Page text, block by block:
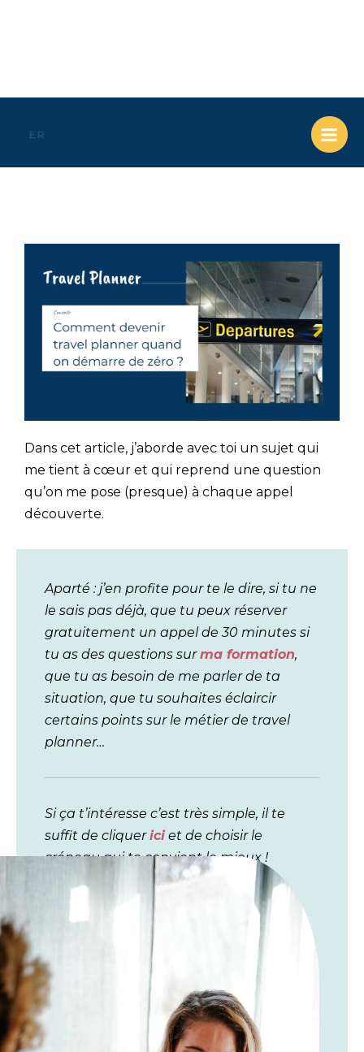
Dans cet article, j’aborde avec toi un sujet qui
me tient à cœur et qui reprend une question
qu’on me pose (presque) à chaque appel
découverte.
Aparté : j’en profite pour te le dire, si tu ne
le sais pas déjà, que tu peux réserver
gratuitement un appel de 30 minutes si
tu as des questions sur ma formation,
que tu as besoin de me parler de ta
situation, que tu souhaites éclaircir
certains points sur le métier de travel
planner…
Si ça t’intéresse c’est très simple, il te
suffit de cliquer iciet de choisir le
créneau qui te convient le mieux !